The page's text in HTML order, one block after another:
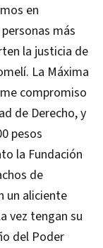
en
más
la justicia de
La Máxima
compromiso
de Derecho, y
pesos
la Fundación
de
un aliciente
vez tengan su
del Poder